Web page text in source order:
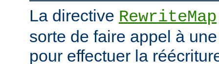
La directive RewriteMap
sorte de faire appel à
pour effectuer la